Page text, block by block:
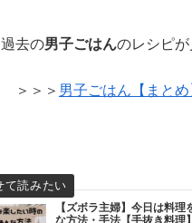
過去の男子ごはんのレシピ
＞＞＞ 男子ごはん【まと
【ズボラ主婦】今日は料
な方法・手法【手抜き料理】